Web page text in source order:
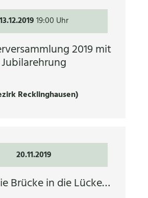
13.12.201919:00 Uhr
2019 mit
Jubilarehrung
Recklinghausen)
20.11.2019
Brücke in die Lücke…